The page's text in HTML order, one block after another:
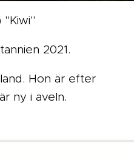
"Kiwi"
2021.
Hon är efter
ny i aveln.